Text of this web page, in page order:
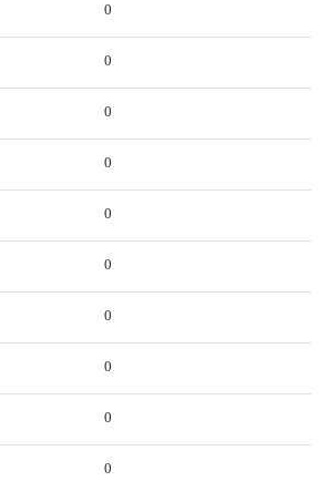
0
0
0
0
0
0
0
0
0
0